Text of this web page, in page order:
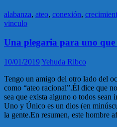
alabanza, ateo, conexión,
vinculo
Una plegaria para uno que
10/01/2019Yehuda Ribco
Tengo un amigo del otro lado del
como “ateo racional”.Él dice que
sea que exista alguno o todos sean
Uno y Único es un dios (en
la gente.En resumen, este hombre